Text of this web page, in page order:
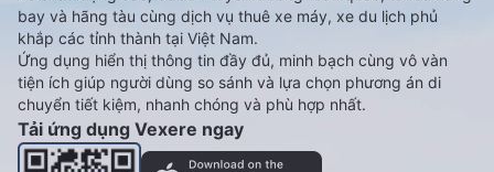
bay và hãng tàu cùng dịch vụ thuê xe máy, xe du lịch phủ
khắp các tỉnh thành tại Việt Nam.
Ứng dụng hiển thị thông tin đầy đủ, minh bạch cùng vô vàn
tiện ích giúp người dùng so sánh và lựa chọn phương án di
chuyển tiết kiệm, nhanh chóng và phù hợp nhất.
Tải ứng dụng Vexere ngay